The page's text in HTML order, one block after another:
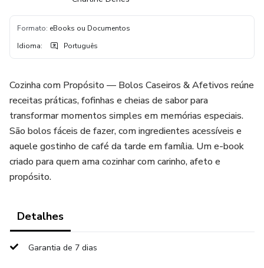
Formato: eBooks ou Documentos
Idioma: Português
Cozinha com Propósito — Bolos Caseiros & Afetivos reúne
receitas práticas, fofinhas e cheias de sabor para
transformar momentos simples em memórias especiais.
São bolos fáceis de fazer, com ingredientes acessíveis e
aquele gostinho de café da tarde em família. Um e-book
criado para quem ama cozinhar com carinho, afeto e
propósito.
Detalhes
Garantia de 7 dias